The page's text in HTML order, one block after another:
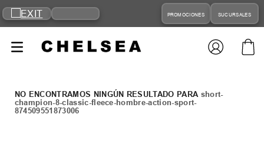
PROMOCIONES SUCURSALES
short-
champion-8-classic-fleece-hombre-action-sport-
874509551873006